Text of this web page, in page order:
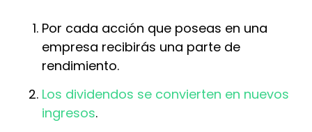
Por cada acción que poseas en una
empresa recibirás una parte de
rendimiento.
Los dividendos se convierten en nuevos
ingresos.